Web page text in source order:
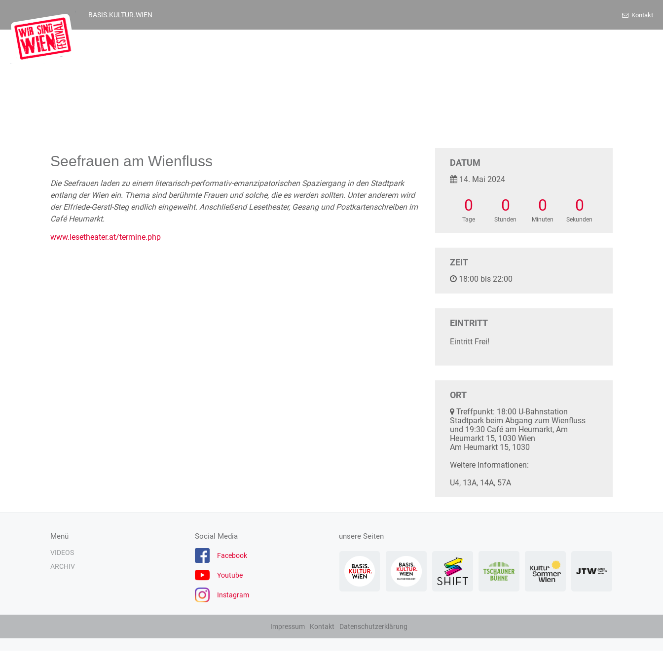
BASIS.KULTUR.WIEN Kontakt
Seefrauen am Wienfluss
Die Seefrauen laden zu einem literarisch-performativ-emanzipatorischen Spaziergang in den Stadtpark
entlang der Wien ein. Thema sind berühmte Frauen und solche, die es werden sollten. Unter anderem wird
der Elfriede-Gerstl-Steg endlich eingeweiht. Anschließend Lesetheater, Gesang und Postkartenschreiben im
Café Heumarkt.
www.lesetheater.at/termine.php
DATUM
14. Mai 2024
0
Tage
0
Stunden
0
Minuten
0
Sekunden
ZEIT
18:00 bis 22:00
EINTRITT
Eintritt Frei!
ORT
Treffpunkt: 18:00 U-Bahnstation
Stadtpark beim Abgang zum Wienfluss
und 19:30 Café am Heumarkt, Am
Heumarkt 15, 1030 Wien
Am Heumarkt 15, 1030
Weitere Informationen:
U4, 13A, 14A, 57A
Menü
VIDEOS
ARCHIV
Social Media
Facebook
Youtube
Instagram
unsere Seiten
Impressum Kontakt Datenschutzerklärung